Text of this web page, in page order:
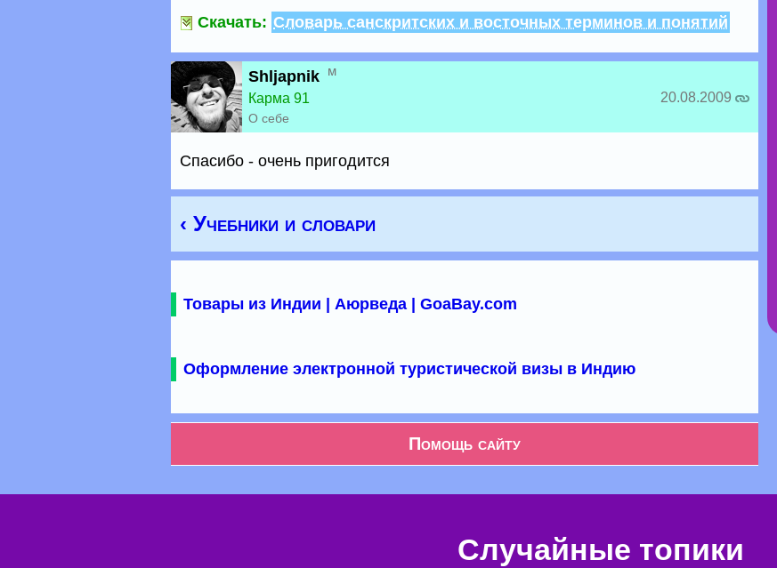
Скачать: Словарь санскритских и восточных терминов и понятий
Shljapnik м
Карма 91
О себе
20.08.2009
Спасибо - очень пригодится
‹ Учебники и словари
Товары из Индии | Аюрведа | GoaBay.com
Оформление электронной туристической визы в Индию
Помощь сайту
Случайные топики